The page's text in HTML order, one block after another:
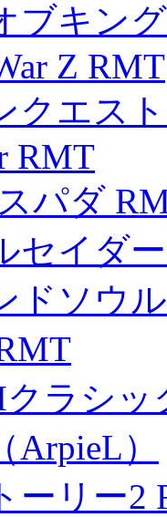
ブキン
Z RMT
クエス
RMT
パダ
セイダ
ドソウ
ラシ
）
ーリー2